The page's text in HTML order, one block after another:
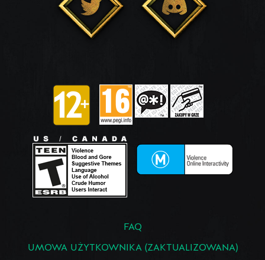
FAQ
UMOWA UŻYTKOWNIKA (ZAKTUALIZOWANA)